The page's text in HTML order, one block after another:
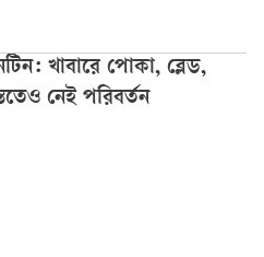
খাবারে পোকা, ব্লেড,
নেই পরিবর্তন